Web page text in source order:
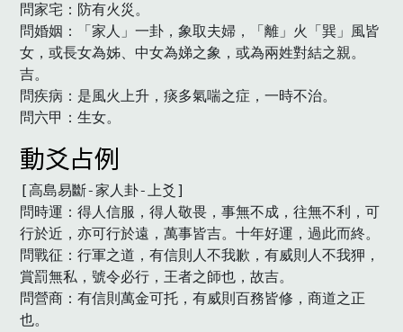
問家宅：防有火災。
問婚姻：「家人」一卦，象取夫婦，「離」火「巽」風皆
女，或長女為姊、中女為娣之象，或為兩姓對結之親。
吉。
問疾病：是風火上升，痰多氣喘之症，一時不治。
問六甲：生女。
動爻占例
[高島易斷-家人卦-上爻]
問時運：得人信服，得人敬畏，事無不成，往無不利，可
行於近，亦可行於遠，萬事皆吉。十年好運，過此而終。
問戰征：行軍之道，有信則人不我歉，有威則人不我狎，
賞罰無私，號令必行，王者之師也，故吉。
問營商：有信則萬金可托，有威則百務皆修，商道之正
也。